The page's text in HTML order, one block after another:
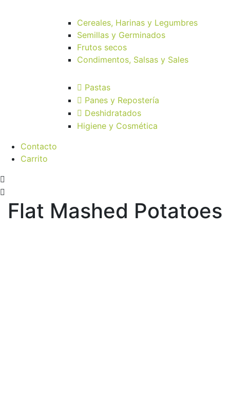
Cereales, Harinas y Legumbres
Semillas y Germinados
Frutos secos
Condimentos, Salsas y Sales
Pastas
Panes y Repostería
Deshidratados
Higiene y Cosmética
Contacto
Carrito
Flat Mashed Potatoes